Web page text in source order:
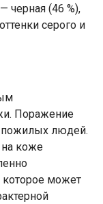
черная (46 %),
серого и
Поражение
пожилых людей.
на коже
которое может